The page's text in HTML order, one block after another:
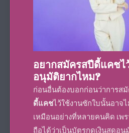
อยากสมัครสปีดี้แคชไ
อนุมัติยากไหม?
ก่อนอื่นต้องบอกก่อนว่าการส
ดี้แคชไว้ใช้งานซักใบนั้นอาจไ
เหมือนอย่างที่หลายคนคิด เพร
ถือได้ว่าเป็นบัตรกดเงินสดอนุ